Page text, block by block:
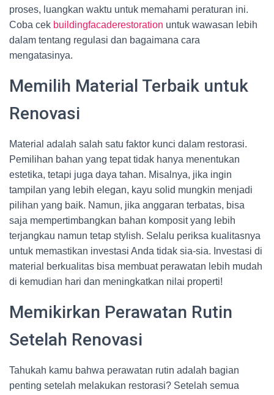
proses, luangkan waktu untuk memahami peraturan ini.
Coba cek buildingfacaderestoration untuk wawasan lebih
dalam tentang regulasi dan bagaimana cara
mengatasinya.
Memilih Material Terbaik untuk
Renovasi
Material adalah salah satu faktor kunci dalam restorasi.
Pemilihan bahan yang tepat tidak hanya menentukan
estetika, tetapi juga daya tahan. Misalnya, jika ingin
tampilan yang lebih elegan, kayu solid mungkin menjadi
pilihan yang baik. Namun, jika anggaran terbatas, bisa
saja mempertimbangkan bahan komposit yang lebih
terjangkau namun tetap stylish. Selalu periksa kualitasnya
untuk memastikan investasi Anda tidak sia-sia. Investasi di
material berkualitas bisa membuat perawatan lebih mudah
di kemudian hari dan meningkatkan nilai properti!
Memikirkan Perawatan Rutin
Setelah Renovasi
Tahukah kamu bahwa perawatan rutin adalah bagian
penting setelah melakukan restorasi? Setelah semua